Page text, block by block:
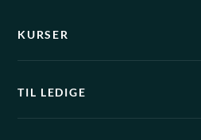
KURSER
TIL LEDIGE